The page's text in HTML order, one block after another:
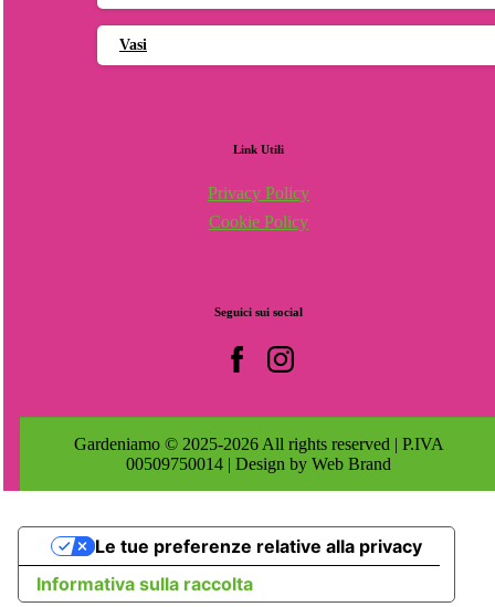
Vasi
Link Utili
Privacy Policy
Cookie Policy
Seguici sui social
Gardeniamo © 2025-2026 All rights reserved | P.IVA
00509750014 | Design by Web Brand
Informativa sulla raccolta
Le tue preferenze relative alla privacy